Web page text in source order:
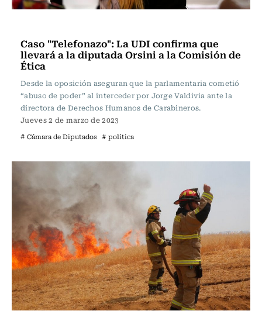
Caso "Telefonazo": La UDI confirma que
llevará a la diputada Orsini a la Comisión de
Ética
Desde la oposición aseguran que la parlamentaria cometió
“abuso de poder” al interceder por Jorge Valdivia ante la
directora de Derechos Humanos de Carabineros.
Jueves 2 de marzo de 2023
# Cámara de Diputados # política